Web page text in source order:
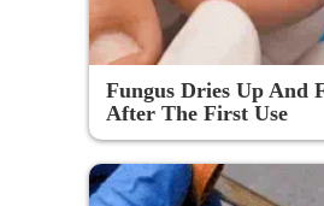
Fungus Dries Up And
After The First Use